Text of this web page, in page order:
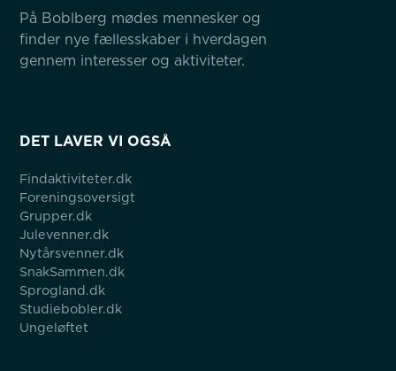
På Boblberg mødes mennesker og
finder nye fællesskaber i hverdagen
gennem interesser og aktiviteter.
DET LAVER VI OGSÅ
Findaktiviteter.dk
Foreningsoversigt
Grupper.dk
Julevenner.dk
Nytårsvenner.dk
SnakSammen.dk
Sprogland.dk
Studiebobler.dk
Ungeløftet